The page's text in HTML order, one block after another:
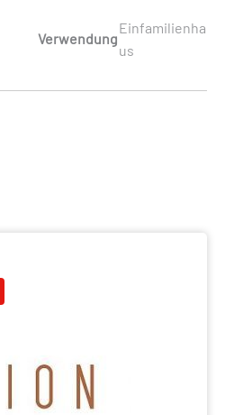
Verwendung
Einfamilienha
us